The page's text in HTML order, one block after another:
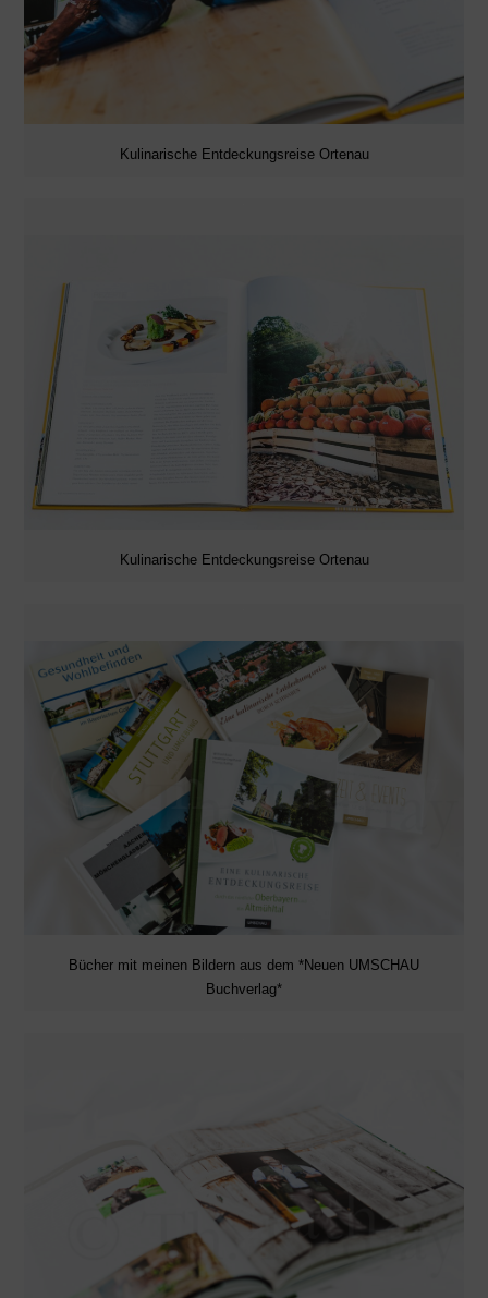
Kulinarische Entdeckungsreise Ortenau
Kulinarische Entdeckungsreise Ortenau
Bücher mit meinen Bildern aus dem *Neuen UMSCHAU
Buchverlag*